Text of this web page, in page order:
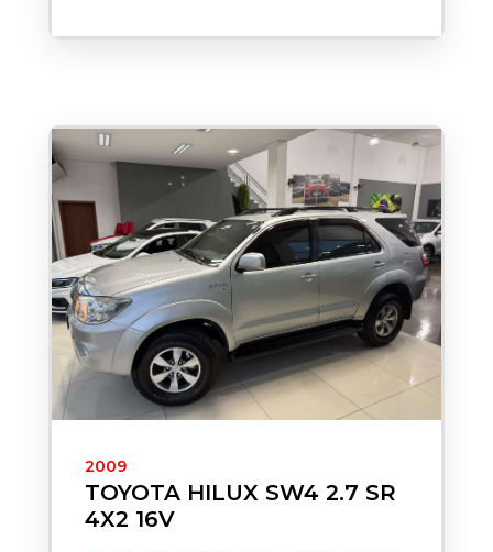
2009
TOYOTA HILUX SW4 2.7 SR
4X2 16V